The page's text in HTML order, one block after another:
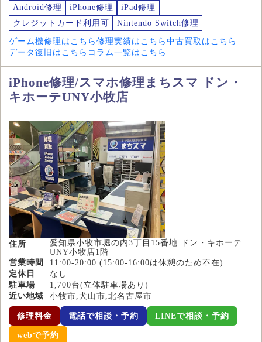
Android修理 iPhone修理
iPad修理
クレジットカード利用可
Nintendo Switch修理
ゲーム機修理はこちら 修理実績はこちら 中古買取はこちら
データ復旧はこちら コラム一覧はこちら
iPhone修理/スマホ修理まちスマ ドン・
キホーテUNY小牧店
住所
愛知県小牧市堀の内3丁目15番地 ドン・キホーテ
UNY小牧店1階
営業時間
11:00-20:00 (15:00-16:00は休憩のため不在)
定休日
なし
駐車場
1,700台(立体駐車場あり)
近い地域
小牧市,犬山市,北名古屋市
修理料金 電話で相談・予約 LINEで相談・予約
webで予約